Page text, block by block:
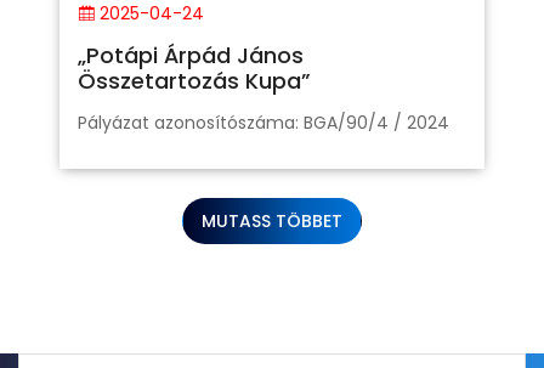
2025-04-24
„Potápi Árpád János
Összetartozás Kupa”
Pályázat azonosítószáma: BGA/90/4 / 2024
MUTASS TÖBBET